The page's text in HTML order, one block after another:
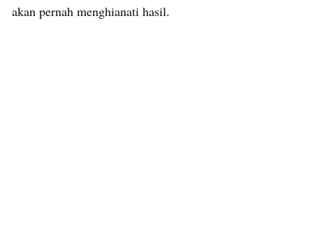
akan pernah menghianati hasil.